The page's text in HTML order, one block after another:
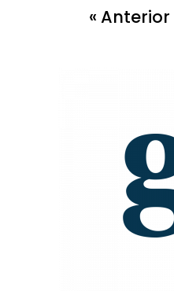
« Anterior